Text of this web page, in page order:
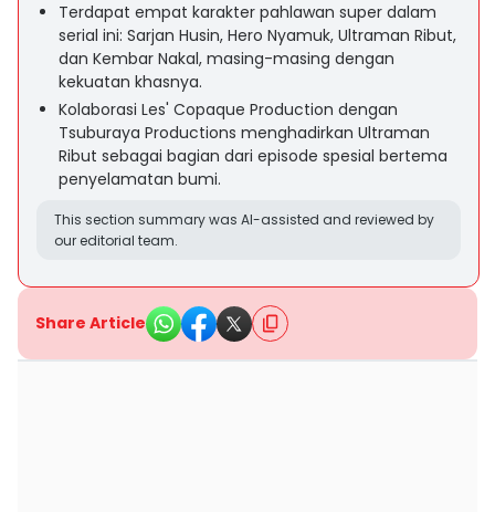
Terdapat empat karakter pahlawan super dalam
serial ini: Sarjan Husin, Hero Nyamuk, Ultraman Ribut,
dan Kembar Nakal, masing-masing dengan
kekuatan khasnya.
Kolaborasi Les' Copaque Production dengan
Tsuburaya Productions menghadirkan Ultraman
Ribut sebagai bagian dari episode spesial bertema
penyelamatan bumi.
This section summary was AI-assisted and reviewed by
our editorial team.
Share Article